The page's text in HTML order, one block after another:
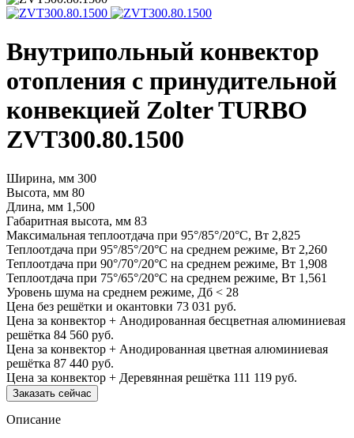
Внутрипольный конвектор
отопления с принудительной
конвекцией Zolter TURBO
ZVT300.80.1500
Ширина, мм 300
Высота, мм 80
Длина, мм 1,500
Габаритная высота, мм 83
Максимальная теплоотдача при 95°/85°/20°С, Вт 2,825
Теплоотдача при 95°/85°/20°С на среднем режиме, Вт 2,260
Теплоотдача при 90°/70°/20°С на среднем режиме, Вт 1,908
Теплоотдача при 75°/65°/20°С на среднем режиме, Вт 1,561
Уровень шума на среднем режиме, Дб < 28
Цена без решётки и окантовки 73 031 руб.
Цена за конвектор + Анодированная бесцветная алюминиевая
решётка 84 560 руб.
Цена за конвектор + Анодированная цветная алюминиевая
решётка 87 440 руб.
Цена за конвектор + Деревянная решётка 111 119 руб.
Заказать сейчас
Описание